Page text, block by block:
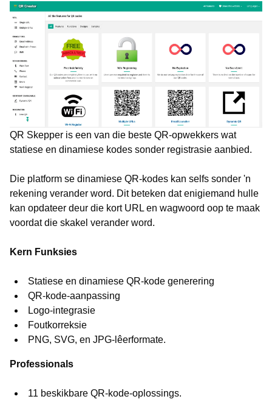
QR Skepper is een van die beste QR-opwekkers wat
statiese en dinamiese kodes sonder registrasie aanbied.
Die platform se dinamiese QR-kodes kan selfs sonder 'n
rekening verander word. Dit beteken dat enigiemand hulle
kan opdateer deur die kort URL en wagwoord oop te maak
voordat die skakel verander word.
Kern Funksies
Statiese en dinamiese QR-kode generering
QR-kode-aanpassing
Logo-integrasie
Foutkorreksie
PNG, SVG, en JPG-lêerformate.
Professionals
11 beskikbare QR-kode-oplossings.